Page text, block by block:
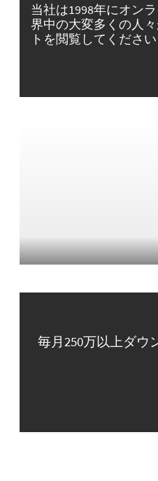
当社は1998年にオン
界中の大変多くの人
トを閲覧してください
毎月250万以上ダウ